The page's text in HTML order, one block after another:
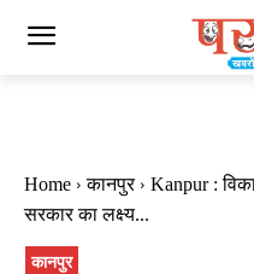
Home कानपुर
Kanpur :
सरकार का लक्ष्य...
कानपुर